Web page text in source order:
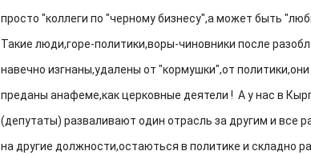
просто "коллеги по "черному бизнесу",а может быть
Такие люди,горе-политики,воры-чиновники после
навечно изгнаны,удалены от "кормушки",от
преданы анафеме,как церковные деятели ! А у нас в
(депутаты) разваливают один отрасль за другим и все
на другие должности,остаються в политике и складно